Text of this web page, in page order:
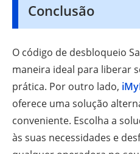
Conclusão
O código de desbloqueio
maneira ideal para liberar
prática. Por outro lado,
oferece uma solução
conveniente. Escolha a
às suas necessidades e